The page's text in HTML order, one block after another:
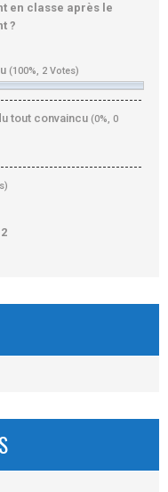
en classe après le
?
(100%, 2 Votes)
tout convaincu (0%, 0
2